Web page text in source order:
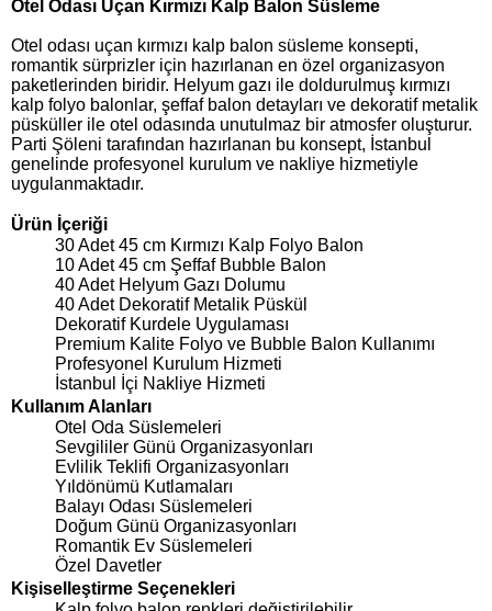
Otel Odası Uçan Kırmızı Kalp Balon Süsleme
Otel odası uçan kırmızı kalp balon süsleme konsepti,
romantik sürprizler için hazırlanan en özel organizasyon
paketlerinden biridir. Helyum gazı ile doldurulmuş kırmızı
kalp folyo balonlar, şeffaf balon detayları ve dekoratif metalik
püsküller ile otel odasında unutulmaz bir atmosfer oluşturur.
Parti Şöleni tarafından hazırlanan bu konsept, İstanbul
genelinde profesyonel kurulum ve nakliye hizmetiyle
uygulanmaktadır.
Ürün İçeriği
30 Adet 45 cm Kırmızı Kalp Folyo Balon
10 Adet 45 cm Şeffaf Bubble Balon
40 Adet Helyum Gazı Dolumu
40 Adet Dekoratif Metalik Püskül
Dekoratif Kurdele Uygulaması
Premium Kalite Folyo ve Bubble Balon Kullanımı
Profesyonel Kurulum Hizmeti
İstanbul İçi Nakliye Hizmeti
Kullanım Alanları
Otel Oda Süslemeleri
Sevgililer Günü Organizasyonları
Evlilik Teklifi Organizasyonları
Yıldönümü Kutlamaları
Balayı Odası Süslemeleri
Doğum Günü Organizasyonları
Romantik Ev Süslemeleri
Özel Davetler
Kişiselleştirme Seçenekleri